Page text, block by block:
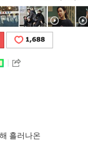
흘러나온